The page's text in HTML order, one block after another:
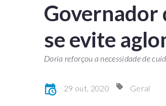
Governador
se evite
Doria reforçou a necessidade de
29 out, 2020 Geral